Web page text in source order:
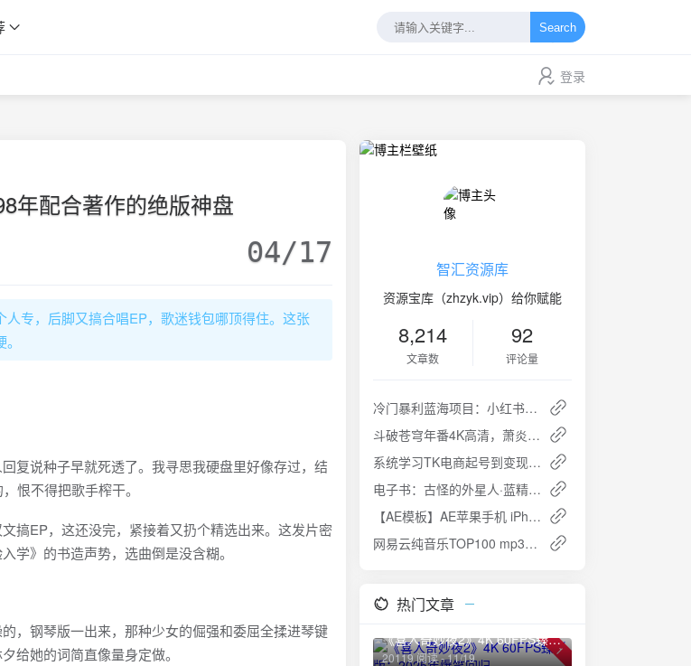
Search
登录
年配合著作的绝版神盘
04/17
专，后脚又搞合唱EP，歌迷钱包哪顶得住。这张
复说种子早就死透了。我寻思我硬盘里好像存过，结
恨不得把歌手榨干。
搞EP，这还没完，紧接着又扔个精选出来。这发片密
学》的书造声势，选曲倒是没含糊。
，钢琴版一出来，那种少女的倔强和委屈全揉进琴键
给她的词简直像量身定做。
智汇资源库
资源宝库（zhzyk.vip）给你赋能
8,214
文章数
92
评论量
冷门暴利蓝海项目：小红书卖小吃配方，一部手机轻松月入过万
斗破苍穹年番4K高清，萧炎新征程开启！
系统学习TK电商起号到变现：从零到盈利的全流程指南
电子书：古怪的外星人·蓝精灵智慧篇 [小说文学] [pdf+全格式]
【AE模板】AE苹果手机 iPhone 16灵动岛应用程序通知界面UI/UX效果动画模板夸克网盘免费下载
网易云纯音乐TOP100 mp3免费下载
热门文章
1
《喜人奇妙夜2》4K 60FPS臻彩版：2025年爆笑回归
20119 阅读 - 11/19